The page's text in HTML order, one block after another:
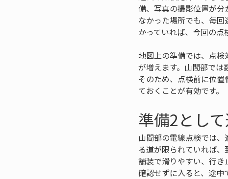
備、写真の撮影位置が
なかった場所でも、毎
かっていれば、今回の点
地図上の準備では、点
が増えます。山間部では
そのため、点検前に位
ておくことが有効です。
準備2とし
山間部の電線点検では
る道が限られていれば
舗装で滑りやすい、行
確認せずに入ると、途中